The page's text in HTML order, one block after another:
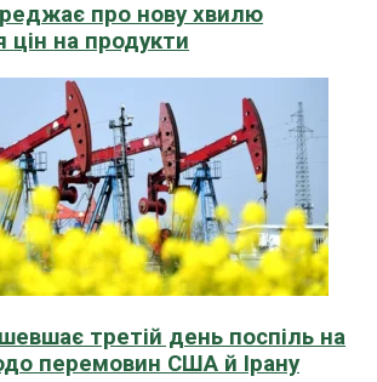
про нову хвилю
цін на продукти
третій день поспіль на
перемовин США й Ірану